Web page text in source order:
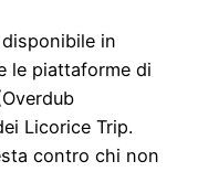
in
le piattaforme di
Licorice Trip.
contro chi non